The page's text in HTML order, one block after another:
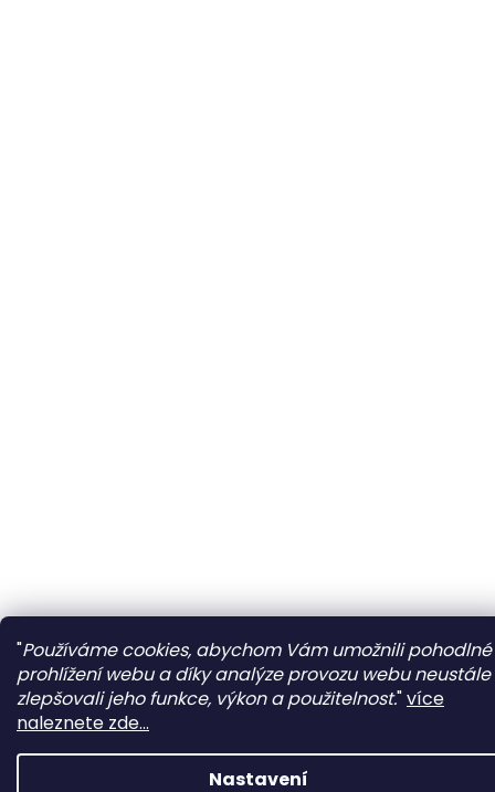
"Používáme cookies, abychom Vám umožnili pohodlné
prohlížení webu a díky analýze provozu webu neustále
zlepšovali jeho funkce, výkon a použitelnost."více
naleznete zde...
Nastavení